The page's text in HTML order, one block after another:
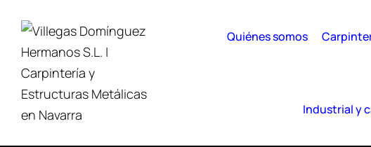
Quiénes somos
Industrial y